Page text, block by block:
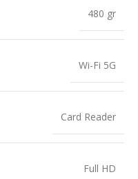
480 gr
Wi-Fi 5G
Card Reader
Full HD